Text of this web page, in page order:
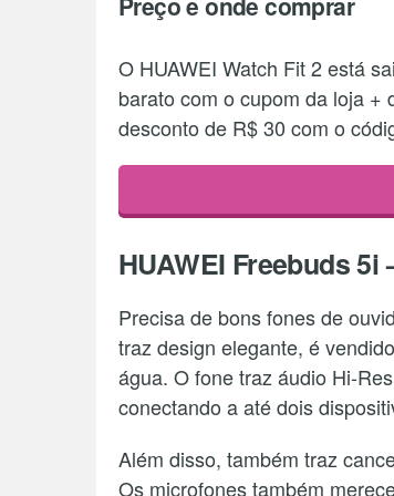
O HUAWEI Watch Fit 2 está
barato com o cupom da loja +
desconto de R$ 30 com o
HUAWEI Freebuds 5i
Precisa de bons fones de
traz design elegante, é
água. O fone traz áudio Hi-
conectando a até dois
Além disso, também traz
Os microfones também